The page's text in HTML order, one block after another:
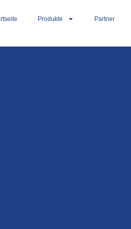
Produkte Partner